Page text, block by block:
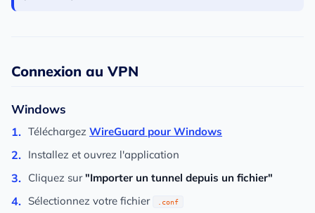
Connexion au VPN
Windows
Téléchargez WireGuard pour Windows
Installez et ouvrez l'application
Cliquez sur"Importer un tunnel depuis un fichier"
Sélectionnez votre fichier
.conf